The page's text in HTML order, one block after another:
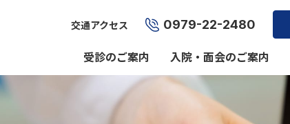
交通アクセス 0979-22-2480
受診のご案内 入院・面会のご案内